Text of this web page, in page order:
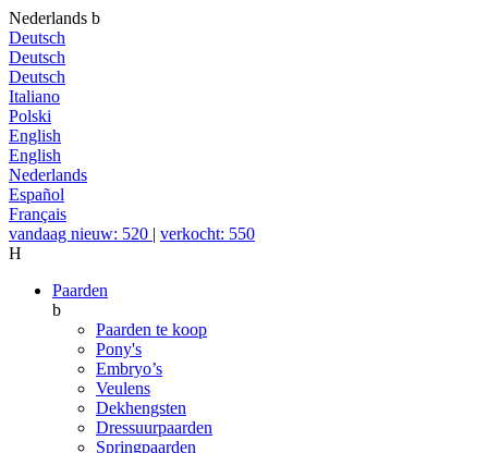
Nederlands b
Deutsch
Deutsch
Deutsch
Italiano
Polski
English
English
Nederlands
Español
Français
vandaag nieuw: 520 | verkocht: 550
H
Paarden
b
Paarden te koop
Pony's
Embryo’s
Veulens
Dekhengsten
Dressuurpaarden
Springpaarden